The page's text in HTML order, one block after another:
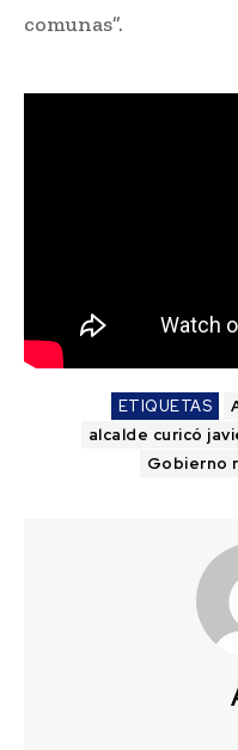
comunas”.
ETIQUETAS
alcalde curicó
Gobierno